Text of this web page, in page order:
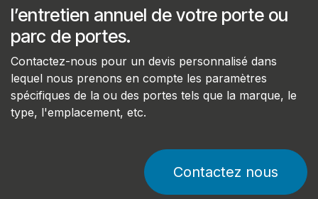
l’entretien annuel de votre porte ou
parc de portes.
Contactez-nous pour un devis personnalisé dans
lequel nous prenons en compte les paramètres
spécifiques de la ou des portes tels que la marque, le
type, l'emplacement, etc.
Contactez nous